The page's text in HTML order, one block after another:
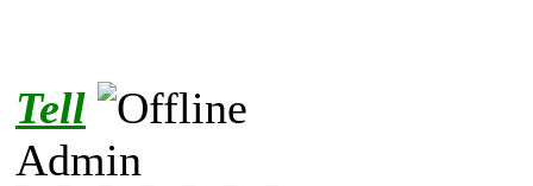
Tell
Admin